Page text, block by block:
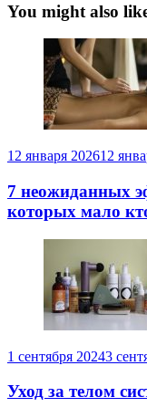
You might also
12 января 202612
7 неожиданных
которых мало
1 сентября 20243
Уход за телом